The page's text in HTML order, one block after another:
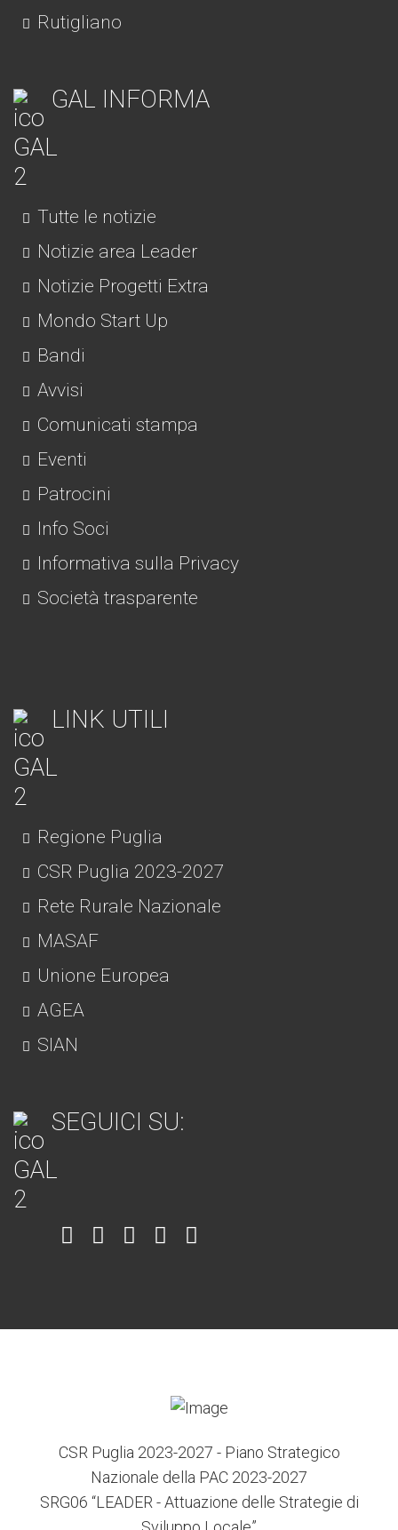
Rutigliano
GAL INFORMA
Tutte le notizie
Notizie area Leader
Notizie Progetti Extra
Mondo Start Up
Bandi
Avvisi
Comunicati stampa
Eventi
Patrocini
Info Soci
Informativa sulla Privacy
Società trasparente
LINK UTILI
Regione Puglia
CSR Puglia 2023-2027
Rete Rurale Nazionale
MASAF
Unione Europea
AGEA
SIAN
SEGUICI SU:
Item Item Item Item
CSR Puglia 2023-2027 - Piano Strategico
Nazionale della PAC 2023-2027
SRG06 “LEADER - Attuazione delle Strategie di